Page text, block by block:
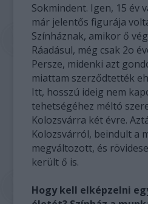
Sokmindent. Igen, 15 év
már jelentős figurája
Színháznak, amikor ő
Ráadásul, még csak 2o
Persze, midenki azt
miattam szerződtették
Itt, hosszú ideig nem
tehetségéhez méltó
Kolozsvárra két évre.
Kolozsvárról, beindult a
megváltozott, és
került ő is.
Hogy kell elképzelni